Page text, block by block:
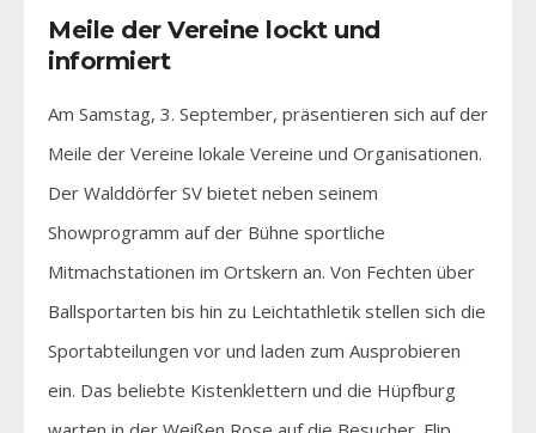
Meile der Vereine lockt und
informiert
Am Samstag, 3. September, präsentieren sich auf der
Meile der Vereine lokale Vereine und Organisationen.
Der Walddörfer SV bietet neben seinem
Showprogramm auf der Bühne sportliche
Mitmachstationen im Ortskern an. Von Fechten über
Ballsportarten bis hin zu Leichtathletik stellen sich die
Sportabteilungen vor und laden zum Ausprobieren
ein. Das beliebte Kistenklettern und die Hüpfburg